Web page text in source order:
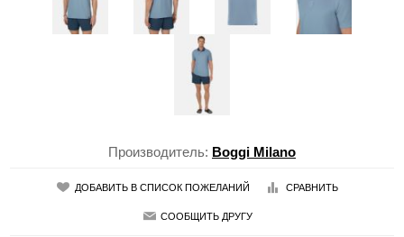
Производитель: Boggi Milano
ДОБАВИТЬ В СПИСОК ПОЖЕЛАНИЙ СРАВНИТЬ
СООБЩИТЬ ДРУГУ